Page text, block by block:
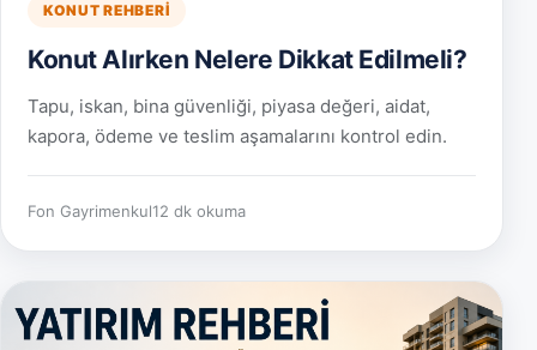
KONUT REHBERI
Konut Alırken Nelere Dikkat Edilmeli?
Tapu, iskan, bina güvenliği, piyasa değeri, aidat,
kapora, ödeme ve teslim aşamalarını kontrol edin.
Fon Gayrimenkul12 dk okuma